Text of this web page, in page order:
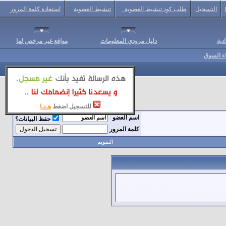
للتسجيل اضغط هـنـا
التسجيل طلب كود تنشيط العضوية تنشيط العضوية استعادة كلمة المرور
دليل مزودي المعلومات مواقع غير مرخص لها
السوق
اسم العضو
حفظ البيانات؟
كلمة المرور
التقويم